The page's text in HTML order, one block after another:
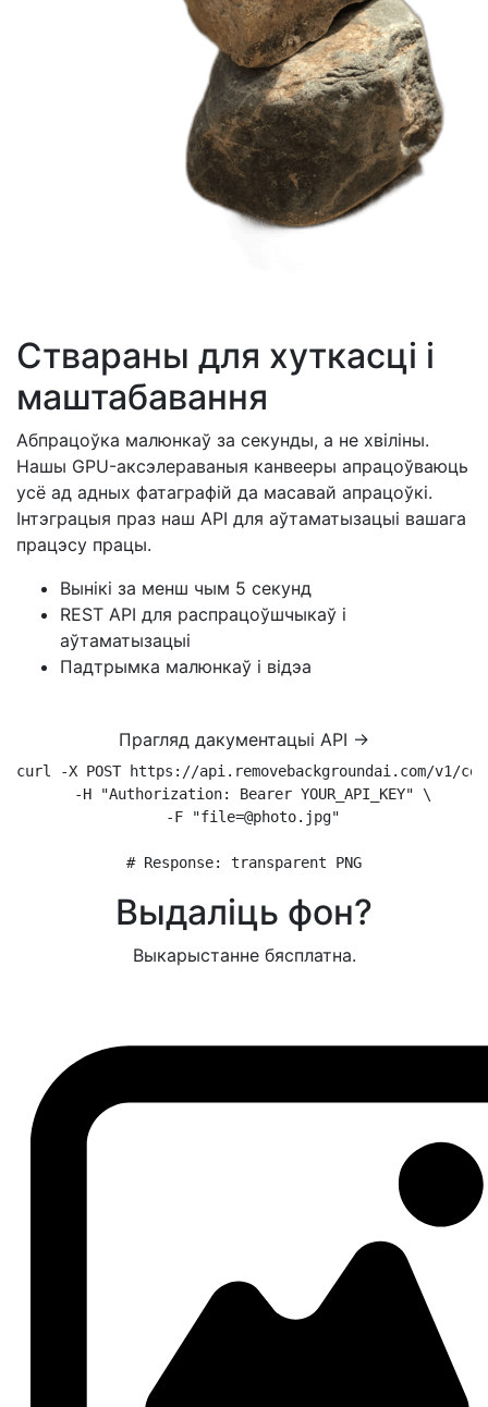
Ствараны для хуткасці і
маштабавання
Абпрацоўка малюнкаў за секунды, а не хвіліны.
Нашы GPU-аксэлераваныя канвееры апрацоўваюць
усё ад адных фатаграфій да масавай апрацоўкі.
Інтэграцыя праз наш API для аўтаматызацыі вашага
працэсу працы.
Вынікі за менш чым 5 секунд
REST API для распрацоўшчыкаў і
аўтаматызацыі
Падтрымка малюнкаў і відэа
Прагляд дакументацыі API →
curl -X POST https://api.removebackgroundai.com/v1/
  -H "Authorization: Bearer YOUR_API_KEY" \
  -F "file=@photo.jpg"
# Response: transparent PNG
Выдаліць фон?
Выкарыстанне бясплатна.